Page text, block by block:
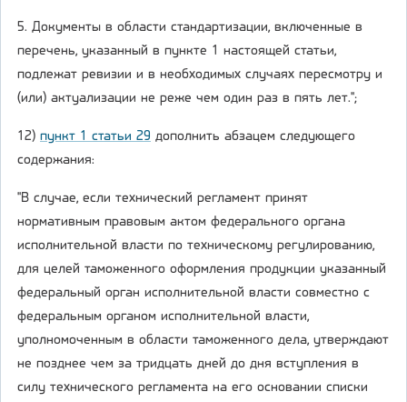
5. Документы в области стандартизации, включенные в
перечень, указанный в пункте 1 настоящей статьи,
подлежат ревизии и в необходимых случаях пересмотру и
(или) актуализации не реже чем один раз в пять лет.";
12) пункт 1 статьи 29 дополнить абзацем следующего
содержания:
"В случае, если технический регламент принят
нормативным правовым актом федерального органа
исполнительной власти по техническому регулированию,
для целей таможенного оформления продукции указанный
федеральный орган исполнительной власти совместно с
федеральным органом исполнительной власти,
уполномоченным в области таможенного дела, утверждают
не позднее чем за тридцать дней до дня вступления в
силу технического регламента на его основании списки